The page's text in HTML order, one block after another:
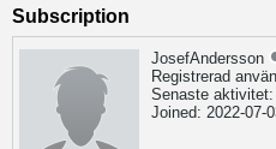
Subscription
JosefAndersson
Registrerad
Senaste
Joined: 2022-07-